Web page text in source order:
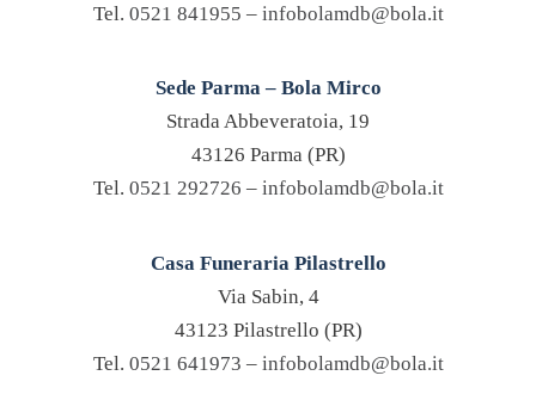
Tel. 0521 841955 – infobolamdb@bola.it
Sede Parma – Bola Mirco
Strada Abbeveratoia, 19
43126 Parma (PR)
Tel. 0521 292726 – infobolamdb@bola.it
Casa Funeraria Pilastrello
Via Sabin, 4
43123 Pilastrello (PR)
Tel. 0521 641973 – infobolamdb@bola.it